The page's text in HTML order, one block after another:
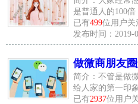
是普通人的100
已有499位用户关
发布时间：2019-
做微商朋友
简介：不管是做
给人家的第一印
已有2937位用户